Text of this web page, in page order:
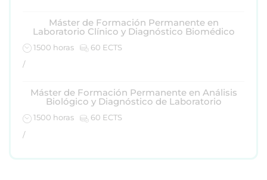
Máster de Formación Permanente en
Laboratorio Clínico y Diagnóstico Biomédico
1500 horas
60 ECTS
/
Máster de Formación Permanente en Análisis
Biológico y Diagnóstico de Laboratorio
1500 horas
60 ECTS
/